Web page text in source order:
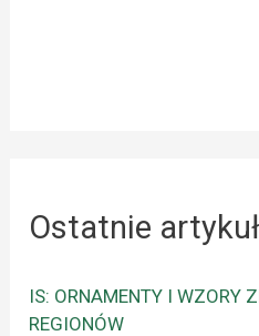
Ostatnie
IS: ORNAMENTY I WZORY
REGIONÓW